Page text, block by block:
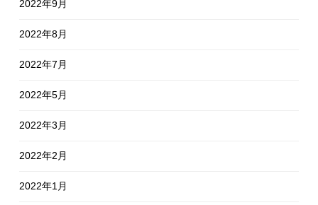
2022年9月
2022年8月
2022年7月
2022年5月
2022年3月
2022年2月
2022年1月